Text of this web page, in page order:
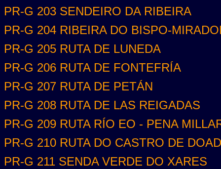
PR-G 203 SENDEIRO DA RIBEIRA
PR-G 204 RIBEIRA DO BISPO-
PR-G 205 RUTA DE LUNEDA
PR-G 206 RUTA DE FONTEFRÍA
PR-G 207 RUTA DE PETÁN
PR-G 208 RUTA DE LAS REIGADAS
PR-G 209 RUTA RÍO EO - PENA
PR-G 210 RUTA DO CASTRO DE
PR-G 211 SENDA VERDE DO XARES